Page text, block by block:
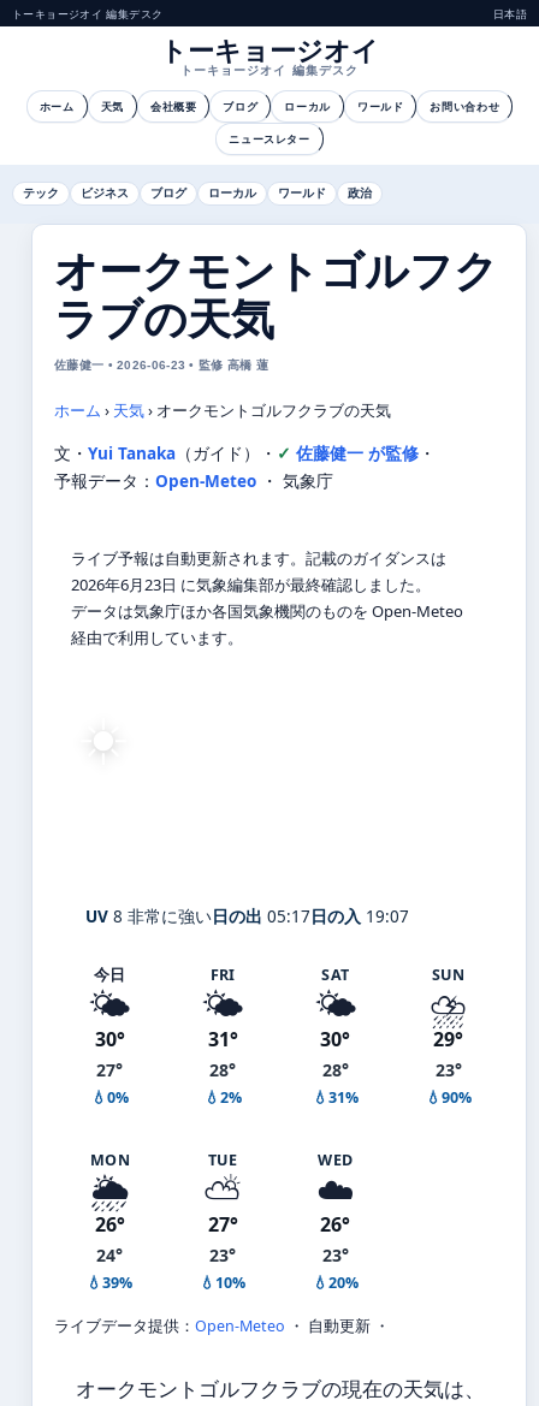
トーキョージオイ 編集デスク 日本語
トーキョージオイ
トーキョージオイ 編集デスク
ホーム 天気 会社概要 ブログ ローカル ワールド お問い合わせ
ニュースレター
テック ビジネス ブログ ローカル ワールド 政治
オークモントゴルフク
ラブの天気
佐藤健一 • 2026-06-23 • 監修 高橋 蓮
ホーム › 天気› オークモントゴルフクラブの天気
文・ Yui Tanaka （ガイド） ・ 佐藤健一 が監修 ・
予報データ： Open-Meteo ・ 気象庁
ライブ予報は自動更新されます。記載のガイダンスは
2026年6月23日 に気象編集部が最終確認しました。
データは気象庁ほか各国気象機関のものを Open-Meteo
経由で利用しています。
☀️
UV 8 非常に強い日の出 05:17日の入 19:07
今日
🌤️
30°
27°
💧0%
FRI
🌤️
31°
28°
💧2%
SAT
🌤️
30°
28°
💧31%
SUN
⛈️
29°
23°
💧90%
MON
🌦️
26°
24°
💧39%
TUE
⛅
27°
23°
💧10%
WED
☁️
26°
23°
💧20%
ライブデータ提供： Open-Meteo ・ 自動更新 ・
オークモントゴルフクラブの現在の天気は、